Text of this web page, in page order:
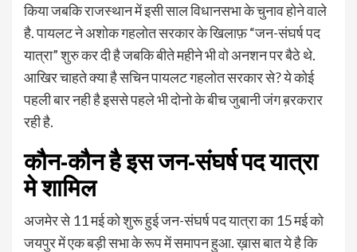
किया जबकि राजस्थान में इसी साल विधानसभा के चुनाव होने वाले
है. पायलट ने अशोक गहलोत सरकार के खिलाफ़ “जन-संघर्ष पद
यात्रा” शुरु कर दी है जबकि बीते महीने भी वो अनशन पर बैठे थे.
आखिर चाहते क्या है सचिन पायलट गहलोत सरकार से? ये कोई
पहली बार नही है इससे पहले भी दोनो के बीच जुबानी जंग ब़रकरार
रही है.
कौन-कौन है इस जन-संघर्ष पद यात्रा
मे शामिल
अजमेर से 11 मई को शुरू हुई जन-संघर्ष पद यात्रा का 15 मई को
जयपुर में एक बड़ी सभा के रूप में समापन हुआ. ख़ास बात ये है कि